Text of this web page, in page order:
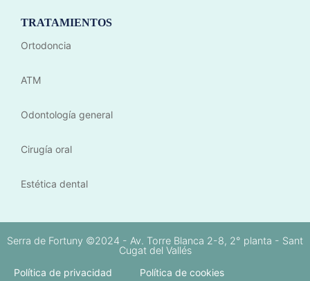
TRATAMIENTOS
Ortodoncia
ATM
Odontología general
Cirugía oral
Estética dental
Serra de Fortuny ©2024 - Av. Torre Blanca 2-8, 2° planta - Sant
Cugat del Vallés
Política de privacidad
Política de cookies